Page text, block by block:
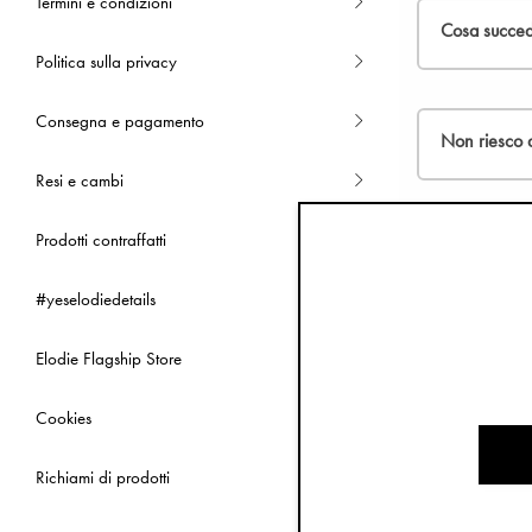
Politica sulla privacy
Consegna e pagamento
Resi e cambi
Prodotti contraffatti
#yeselodiedetails
Elodie Flagship Store
Cookies
Richiami di prodotti
informazioni
Cosa
Nessun
indirizzo e-
Non riesco
Puoi
No, una
Al
indirizzo di